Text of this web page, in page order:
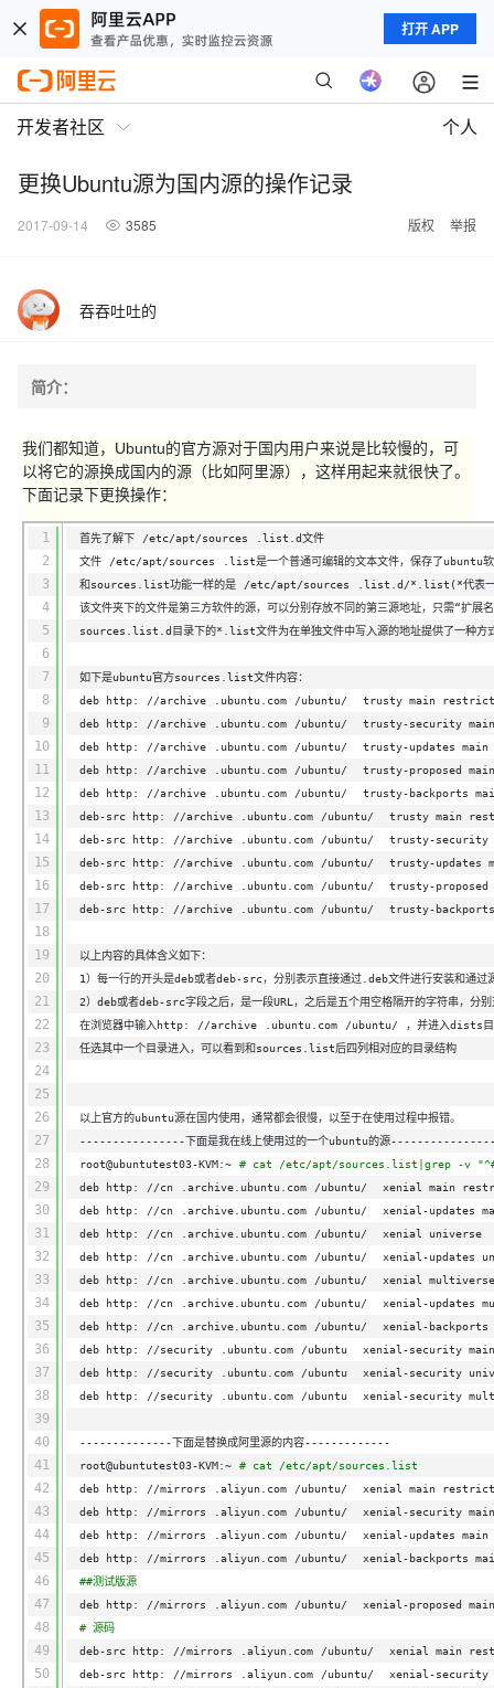
打开 APP
开发者社区 个人
更换Ubuntu源为国内源的操作记录
2017-09-14 3585 版权 举报
吞吞吐吐的
简介：
我们都知道，Ubuntu的官方源对于国内用户来说是比较慢的，可
以将它的源换成国内的源（比如阿里源），这样用起来就很快了。
下面记录下更换操作：
1
2
3
4
5
6
7
8
9
10
11
12
13
14
15
16
17
18
19
20
21
22
23
24
25
26
27
28
29
30
31
32
33
34
35
36
37
38
39
40
41
42
43
44
45
46
47
48
49
50
首先了解下 /etc/apt/sources
.list.d文件
文件
/etc/apt/sources
.list是一个普通可编辑的文本文件，保存了ubuntu软
和sources.list功能一样的是
/etc/apt/sources
.list.d/*.list(*代表一个
该文件夹下的文件是第三方软件的源，可以分别存放不同的第三源地址，只需“扩
sources.list.d目录下的*.list文件为在单独文件中写入源的地址提供了一种方式
如下是ubuntu官方sources.list文件内容：
deb http:
//archive .ubuntu.com /ubuntu/
trusty main
deb http:
//archive .ubuntu.com /ubuntu/
trusty-security
deb http:
//archive .ubuntu.com /ubuntu/
trusty-updates
deb http:
//archive .ubuntu.com /ubuntu/
trusty-proposed
deb http:
//archive .ubuntu.com /ubuntu/
trusty-backports
deb-src http:
//archive .ubuntu.com /ubuntu/
trusty main
deb-src http:
//archive .ubuntu.com /ubuntu/
trusty-security
deb-src http:
//archive .ubuntu.com /ubuntu/
trusty-updates
deb-src http:
//archive .ubuntu.com /ubuntu/
trusty-
deb-src http:
//archive .ubuntu.com /ubuntu/ trusty-
以上内容的具体含义如下：
1）每一行的开头是deb或者deb-src，分别表示直接通过.deb文件进行安装和通过
2）deb或者deb-src字段之后，是一段URL，之后是五个用空格隔开的字符串，分别
在浏览器中输入http:
//archive .ubuntu.com /ubuntu/
，并进入dists
任选其中一个目录进入，可以看到和sources.list后四列相对应的目录结构
以上官方的ubuntu源在国内使用，通常都会很慢，以至于在使用过程中报错。
----------------下面是我在线上使用过的一个ubuntu的源
root@ubuntutest03-KVM:~
# cat /etc/apt/sources.list|grep -v
deb http:
//cn .archive.ubuntu.com /ubuntu/
xenial main
deb http:
//cn .archive.ubuntu.com /ubuntu/
xenial-updates
deb http:
//cn .archive.ubuntu.com /ubuntu/
xenial universe
deb http:
//cn .archive.ubuntu.com /ubuntu/
xenial-updates
deb http:
//cn .archive.ubuntu.com /ubuntu/
xenial multiverse
deb http:
//cn .archive.ubuntu.com /ubuntu/
xenial-updates
deb http:
//cn .archive.ubuntu.com /ubuntu/
xenial-
deb http:
//security .ubuntu.com /ubuntu
xenial-security
deb http:
//security .ubuntu.com /ubuntu
xenial-security
deb http:
//security .ubuntu.com /ubuntu xenial-security
--------------下面是替换成阿里源的内容-------------
root@ubuntutest03-KVM:~
# cat /etc/apt/sources.list
deb http:
//mirrors .aliyun.com /ubuntu/
xenial main
deb http:
//mirrors .aliyun.com /ubuntu/
xenial-security
deb http:
//mirrors .aliyun.com /ubuntu/
xenial-updates
deb http:
//mirrors .aliyun.com /ubuntu/
xenial-backports
##测试版源
deb http:
//mirrors .aliyun.com /ubuntu/
xenial-proposed
# 源码
deb-src http:
//mirrors .aliyun.com /ubuntu/
xenial main
deb-src http:
//mirrors .aliyun.com /ubuntu/
xenial-security